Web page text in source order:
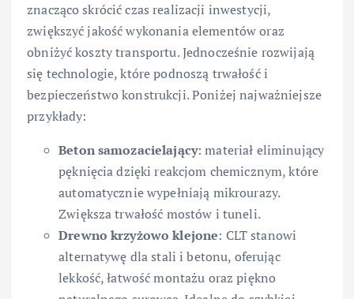
znacząco skrócić czas realizacji inwestycji,
zwiększyć jakość wykonania elementów oraz
obniżyć koszty transportu. Jednocześnie rozwijają
się technologie, które podnoszą trwałość i
bezpieczeństwo konstrukcji. Poniżej najważniejsze
przykłady:
Beton samozacielający: materiał eliminujący
pęknięcia dzięki reakcjom chemicznym, które
automatycznie wypełniają mikrourazy.
Zwiększa trwałość mostów i tuneli.
Drewno krzyżowo klejone: CLT stanowi
alternatywę dla stali i betonu, oferując
lekkość, łatwość montażu oraz piękno